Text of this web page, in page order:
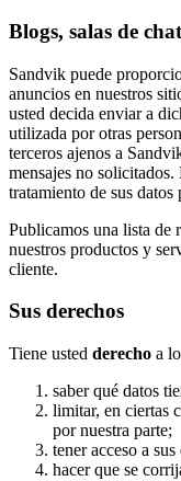
Blogs, salas de
Sandvik puede
anuncios en nuestros
usted decida enviar a
utilizada por otras
terceros ajenos a
mensajes no solicitados.
tratamiento de sus datos
Publicamos una lista de
nuestros productos y
cliente.
Sus derechos
Tiene usted derecho a
saber qué datos
limitar, en ciertas
por nuestra parte;
tener acceso a
hacer que se